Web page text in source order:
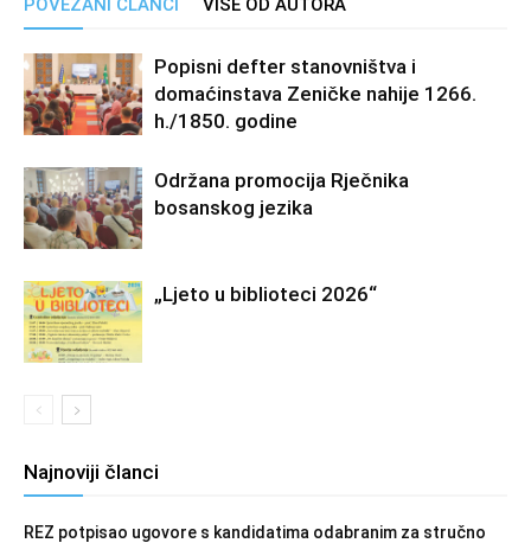
POVEZANI ČLANCI VIŠE OD AUTORA
Popisni defter stanovništva i
domaćinstava Zeničke nahije 1266.
h./1850. godine
Održana promocija Rječnika
bosanskog jezika
„Ljeto u biblioteci 2026“
Najnoviji članci
REZ potpisao ugovore s kandidatima odabranim za stručno